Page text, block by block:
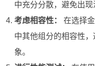
中充分分散，避免出现
考虑相容性：
在选择
中其他组分的相容性
象。